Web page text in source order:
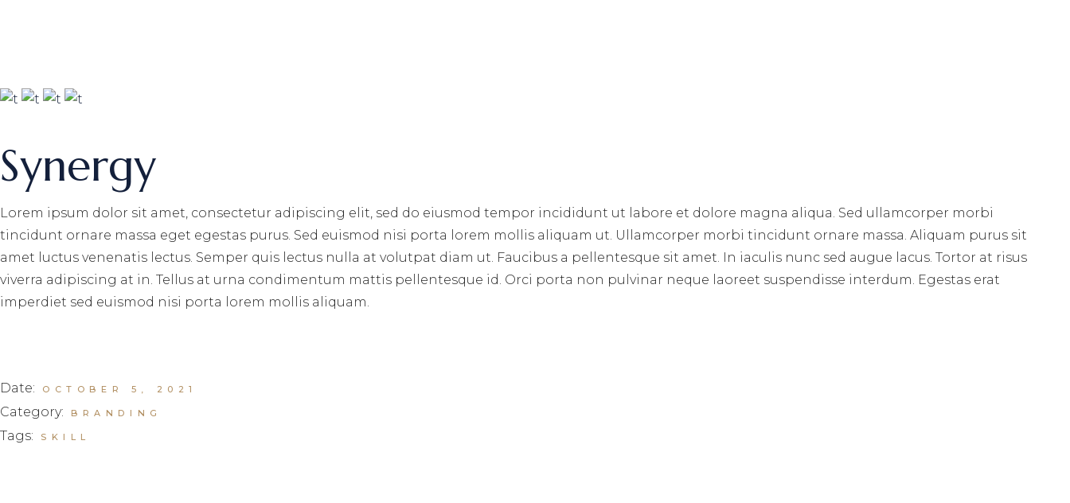
Synergy
Lorem ipsum dolor sit amet, consectetur adipiscing elit, sed do eiusmod tempor incididunt ut labore et dolore magna aliqua. Sed ullamcorper morbi
tincidunt ornare massa eget egestas purus. Sed euismod nisi porta lorem mollis aliquam ut. Ullamcorper morbi tincidunt ornare massa. Aliquam purus sit
amet luctus venenatis lectus. Semper quis lectus nulla at volutpat diam ut. Faucibus a pellentesque sit amet. In iaculis nunc sed augue lacus. Tortor at risus
viverra adipiscing at in. Tellus at urna condimentum mattis pellentesque id. Orci porta non pulvinar neque laoreet suspendisse interdum. Egestas erat
imperdiet sed euismod nisi porta lorem mollis aliquam.
Date: OCTOBER 5, 2021
Category: BRANDING
Tags: SKILL